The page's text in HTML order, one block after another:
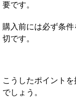
要です。
購入前には必ず条
切です。
こうしたポイント
でしょう。